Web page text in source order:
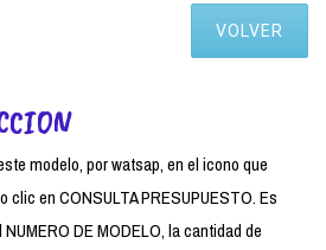
VOLVER
modelo, por watsap, en el icono que
clic en CONSULTA PRESUPUESTO. Es
DE MODELO, la cantidad de